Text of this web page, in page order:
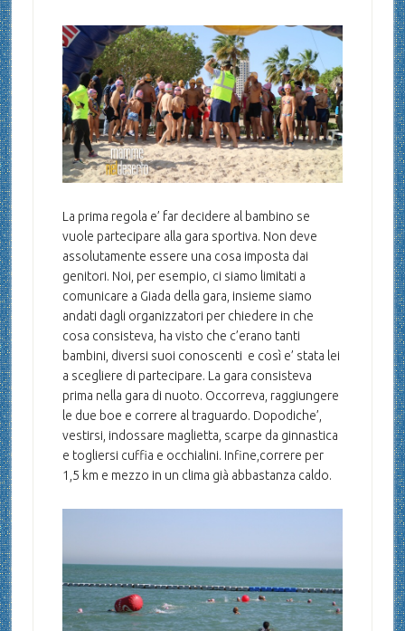
La prima regola e’ far decidere al bambino se
vuole partecipare alla gara sportiva. Non deve
assolutamente essere una cosa imposta dai
genitori. Noi, per esempio, ci siamo limitati a
comunicare a Giada della gara, insieme siamo
andati dagli organizzatori per chiedere in che
cosa consisteva, ha visto che c’erano tanti
bambini, diversi suoi conoscenti e così e’ stata lei
a scegliere di partecipare. La gara consisteva
prima nella gara di nuoto. Occorreva, raggiungere
le due boe e correre al traguardo. Dopodiche’,
vestirsi, indossare maglietta, scarpe da ginnastica
e togliersi cuffia e occhialini. Infine,correre per
1,5 km e mezzo in un clima già abbastanza caldo.